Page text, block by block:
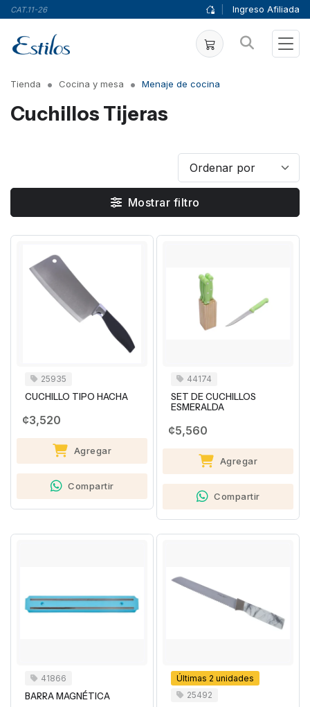
CAT.11-26 Ingreso Afiliada
Tienda Cocina y mesa Menaje de cocina
Cuchillos Tijeras
Mostrar filtro
25935
CUCHILLO TIPO HACHA
¢3,520
Agregar
Compartir
44174
SET DE CUCHILLOS
ESMERALDA
¢5,560
Agregar
Compartir
41866
BARRA MAGNÉTICA
Últimas 2 unidades
25492